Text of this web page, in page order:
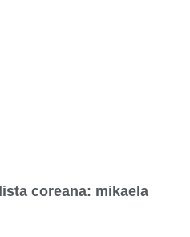
coreana: mikaela